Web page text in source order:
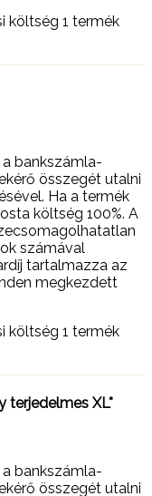
költség 1 termék
bankszámla-
összegét utalni
Ha a termék
költség 100%. A
számával
tartalmazza az
megkezdett
költség 1 termék
terjedelmes XL*
bankszámla-
összegét utalni